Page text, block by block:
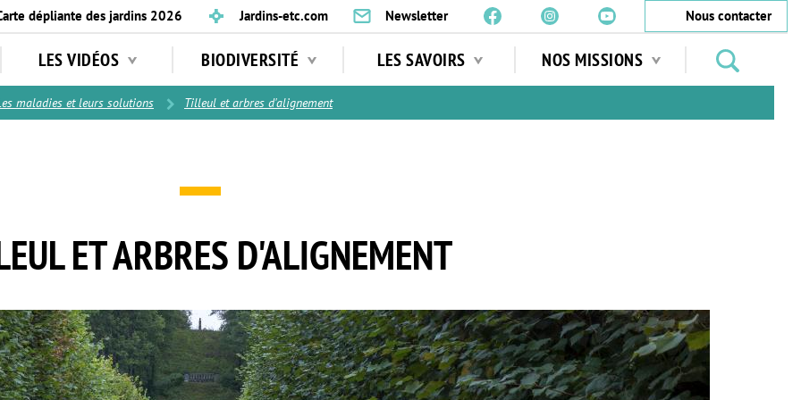
dépliante des jardins 2026 Jardins-etc.com Newsletter
Nous contacter
LES VIDÉOS BIODIVERSITÉ LES SAVOIRS NOS MISSIONS
jardins
maladies et leurs solutions Tilleul et arbres d'alignement
ET ARBRES D'ALIGNEMENT